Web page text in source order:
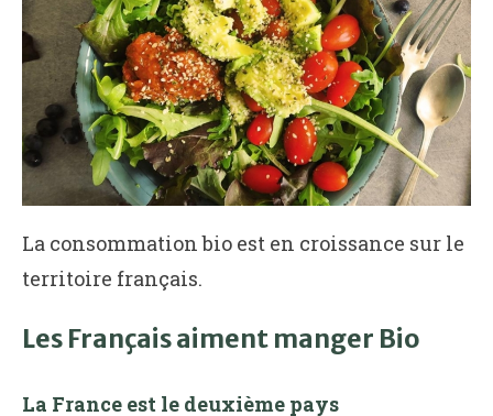
La consommation bio est en croissance sur le
territoire français.
Les Français aiment manger Bio
La France est le deuxième pays